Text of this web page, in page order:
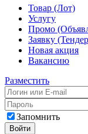
Товар (Лот)
Услугу
Промо
Заявку
Новая акция
Вакансию
Разместить
Запомнить
Войти